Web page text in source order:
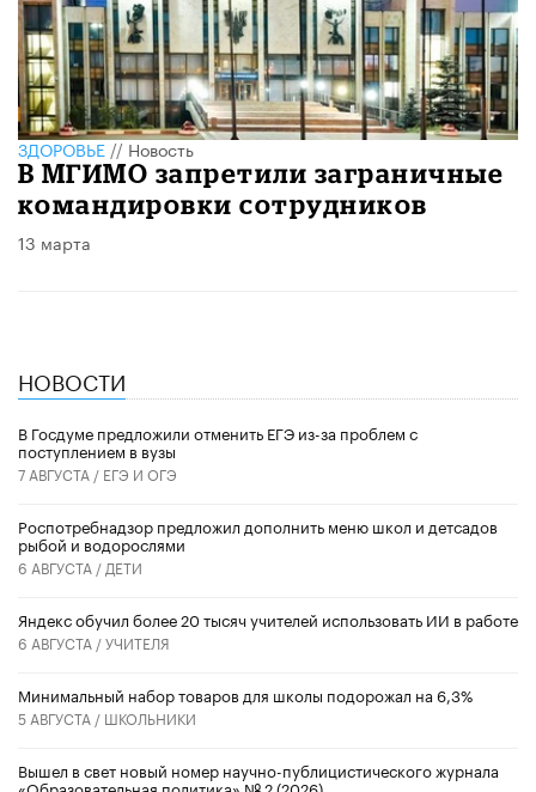
ЗДОРОВЬЕ//Новость
В МГИМО запретили заграничные
командировки сотрудников
13 марта
НОВОСТИ
В Госдуме предложили отменить ЕГЭ из-за проблем с
поступлением в вузы
7 АВГУСТА / ЕГЭ И ОГЭ
Роспотребнадзор предложил дополнить меню школ и детсадов
рыбой и водорослями
6 АВГУСТА / ДЕТИ
​Яндекс обучил более 20 тысяч учителей использовать ИИ в работе
6 АВГУСТА /УЧИТЕЛЯ
Минимальный набор товаров для школы подорожал на 6,3%
5 АВГУСТА / ШКОЛЬНИКИ
Вышел в свет новый номер научно-публицистического журнала
«Образовательная политика» № 2 (2026)